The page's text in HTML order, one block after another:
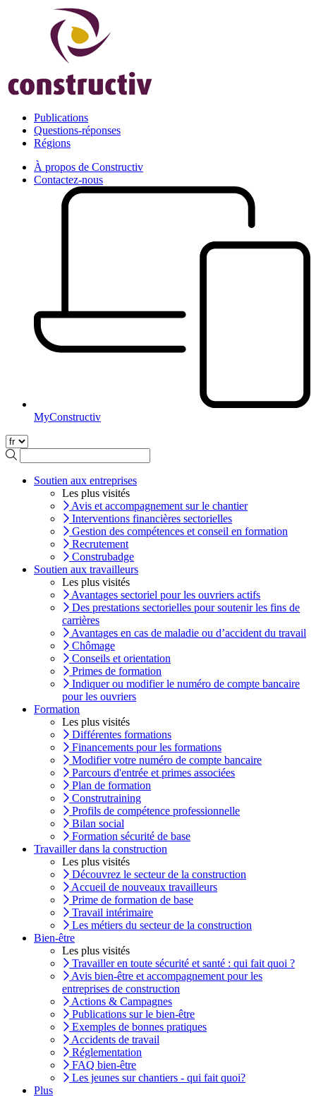
Publications
Questions-réponses
Régions
À propos de Constructiv
Contactez-nous
MyConstructiv
Soutien aux entreprises
Les plus visités
Avis et accompagnement sur le chantier
Interventions financières sectorielles
Gestion des compétences et conseil en formation
Recrutement
Construbadge
Soutien aux travailleurs
Les plus visités
Avantages sectoriel pour les ouvriers actifs
Des prestations sectorielles pour soutenir les fins de
carrières
Avantages en cas de maladie ou d’accident du travail
Chômage
Conseils et orientation
Primes de formation
Indiquer ou modifier le numéro de compte bancaire
pour les ouvriers
Formation
Les plus visités
Différentes formations
Financements pour les formations
Modifier votre numéro de compte bancaire
Parcours d'entrée et primes associées
Plan de formation
Construtraining
Profils de compétence professionnelle
Bilan social
Formation sécurité de base
Travailler dans la construction
Les plus visités
Découvrez le secteur de la construction
Accueil de nouveaux travailleurs
Prime de formation de base
Travail intérimaire
Les métiers du secteur de la construction
Bien-être
Les plus visités
Travailler en toute sécurité et santé : qui fait quoi ?
Avis bien-être et accompagnement pour les
entreprises de construction
Actions & Campagnes
Publications sur le bien-être
Exemples de bonnes pratiques
Accidents de travail
Réglementation
FAQ bien-être
Les jeunes sur chantiers - qui fait quoi?
Plus